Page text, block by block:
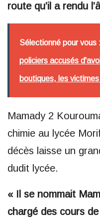
route qu’il a rendu
Sélectionné pour vous :
policiers accusés
boutiques, les
Mamady 2
chimie au lycée
décès laisse un
dudit lycée.
« Il se nommait
chargé des cours